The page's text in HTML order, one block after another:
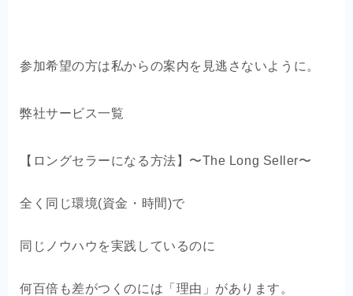
参加希望の方は私からの案内を見逃さないように。
弊社サービス一覧
【ロングセラーになる方法】〜The Long Seller〜
全く同じ環境(資金・時間)で
同じノウハウを実践しているのに
何百倍も差がつくのには「理由」があります。